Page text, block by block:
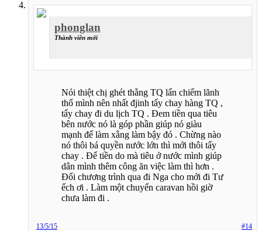
phonglan
Thành viên mới
Nói thiệt chị ghét thằng TQ lấn chiếm lãnh
thổ mình nên nhất đjinh tẩy chay hàng TQ ,
tẩy chay đi du lịch TQ . Đem tiền qua tiêu
bên nước nó là góp phần giúp nó giàu
mạnh để làm xằng làm bậy đó . Chừng nào
nó thôi bá quyền nước lớn thì mới thôi tẩy
chay . Để tiền do mà tiêu ở nước mình giúp
dân mình thêm công ăn việc làm thì hơn .
Đổi chương trình qua đi Nga cho mới đi Tư
ếch ơi . Làm một chuyến caravan hồi giờ
chưa làm đi .
#14
13/5/15